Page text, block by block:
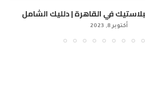
في القاهرة | دلليك الشامل
أكتوبر 8, 2023